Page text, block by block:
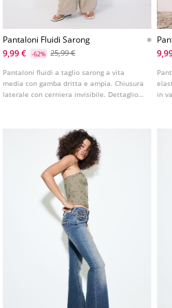
Pantaloni Fluidi Sarong
9,99 €
-62% 25,99 €
Pantaloni fluidi a taglio sarong a vita
media con gamba dritta e ampia. Chiusura
laterale con cerniera invisibile. Dettaglio
in